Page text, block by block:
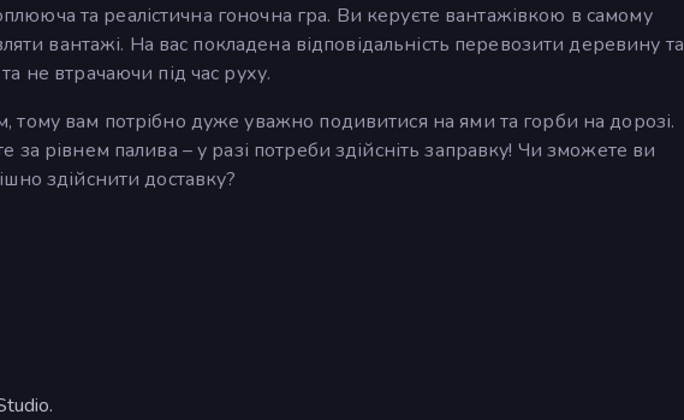
та реалістична гоночна гра. Ви керуєте вантажівкою в самому
вантажі. На вас покладена відповідальність перевозити деревину та
не втрачаючи під час руху.
тому вам потрібно дуже уважно подивитися на ями та горби на дорозі.
за рівнем палива – у разі потреби здійсніть заправку! Чи зможете ви
здійснити доставку?